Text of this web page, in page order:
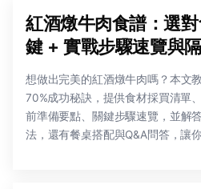
紅酒燉牛肉食譜：選
鍵 + 實戰步驟速覽與
想做出完美的紅酒燉牛肉嗎？本文
70%成功秘訣，提供食材採買清單
前準備要點、關鍵步驟速覽，並解
法，還有餐桌搭配與Q&A問答，讓